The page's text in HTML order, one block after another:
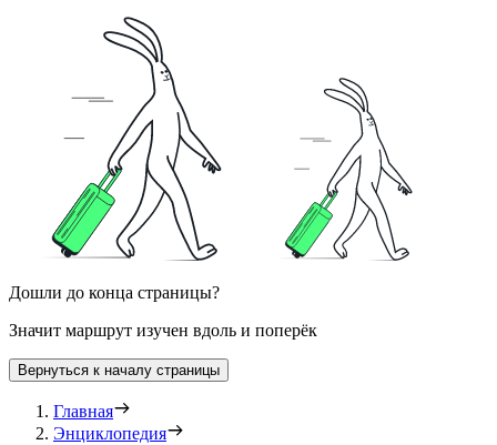
Дошли до конца страницы?
Значит маршрут изучен вдоль и поперёк
Вернуться к началу страницы
Главная
Энциклопедия